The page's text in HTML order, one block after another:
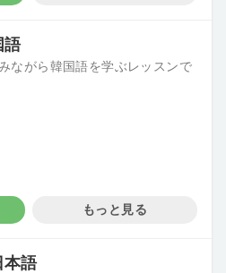
語
ながら韓国語を学ぶレッスンで
もっと見る
語